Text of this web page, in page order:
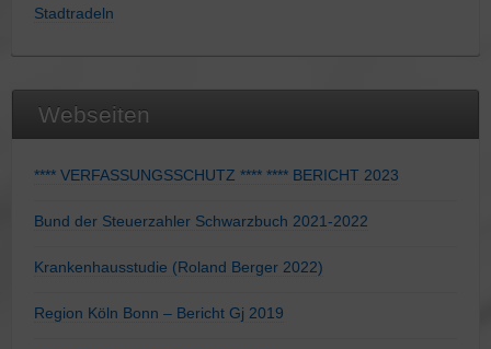
Stadtradeln
Webseiten
**** VERFASSUNGSSCHUTZ **** **** BERICHT 2023
Bund der Steuerzahler Schwarzbuch 2021-2022
Krankenhausstudie (Roland Berger 2022)
Region Köln Bonn – Bericht Gj 2019